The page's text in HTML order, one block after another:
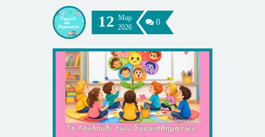
12 Μαρ
2026
0